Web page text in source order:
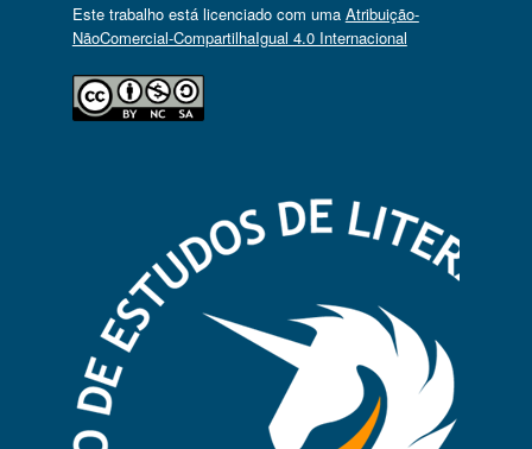
Este trabalho está licenciado com uma Atribuição-
NãoComercial-CompartilhaIgual 4.0 Internacional